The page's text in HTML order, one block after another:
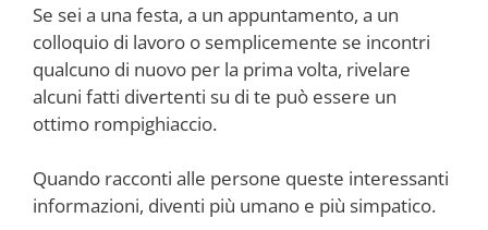
Se sei a una festa, a un appuntamento, a un
colloquio di lavoro o semplicemente se incontri
qualcuno di nuovo per la prima volta, rivelare
alcuni fatti divertenti su di te può essere un
ottimo rompighiaccio.
Quando racconti alle persone queste interessanti
informazioni, diventi più umano e più simpatico.